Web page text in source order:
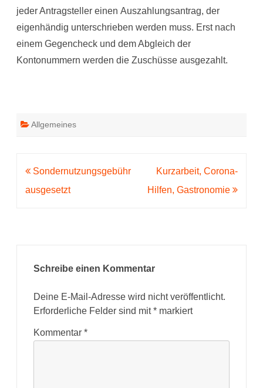
jeder Antragsteller einen Auszahlungsantrag, der
eigenhändig unterschrieben werden muss. Erst nach
einem Gegencheck und dem Abgleich der
Kontonummern werden die Zuschüsse ausgezahlt.
Allgemeines
Beitragsnavigation
Sondernutzungsgebühr
ausgesetzt
Kurzarbeit, Corona-
Hilfen, Gastronomie
Schreibe einen Kommentar
Deine E-Mail-Adresse wird nicht veröffentlicht.
Erforderliche Felder sind mit* markiert
Kommentar *